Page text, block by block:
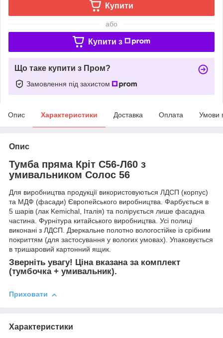
Купити
або
Купити з
Що таке купити з Пром?
Замовлення під захистом
Опис Характеристики Доставка Оплата Умови
Опис
Тумба пряма Кріт С56-Л60 з
умивальником Солос 56
Для виробництва продукції використовуються ЛДСП (корпус)
та МДФ (фасади) Європейського виробництва. Фарбується в
5 шарів (лак Kemichal, Італія) та полірується лише фасадна
частина. Фурнітура китайського виробництва. Усі полиці
виконані з ЛДСП. Дзеркальне полотно вологостійке із срібним
покриттям (для застосування у вологих умовах). Упаковується
в тришаровий картонний ящик.
Зверніть увагу! Ціна вказана за комплект
(тумбочка + умивальник).
Приховати
Характеристики